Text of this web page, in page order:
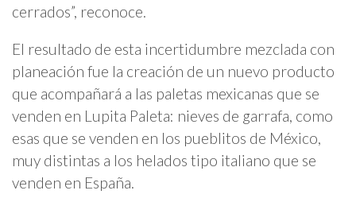
cerrados”, reconoce.
El resultado de esta incertidumbre mezclada con
planeación fue la creación de un nuevo producto
que acompañará a las paletas mexicanas que se
venden en Lupita Paleta: nieves de garrafa, como
esas que se venden en los pueblitos de México,
muy distintas a los helados tipo italiano que se
venden en España.